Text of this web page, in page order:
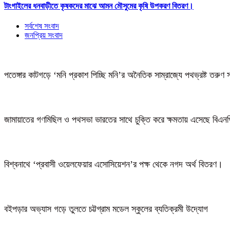
টাংগাইলের ধনবাড়ীতে কৃষকদের মাঝে আমন মৌসুমের কৃষি উপকরণ বিতরণ।
সর্বশেষ সংবাদ
জনপ্রিয় সংবাদ
পতেঙ্গার কাটগড়ে ‘মনি প্রকাশ পিচ্ছি মনি’র অনৈতিক সাম্রাজ্যে পথভ্রষ্ট তরুণ
জামায়াতের গণমিছিল ও পথসভা ভারতের সাথে চুক্তি করে ক্ষমতায় এসেছে
বিশ্বনাথে ‘প্রবাসী ওয়েলফেয়ার এসোসিয়েশন’র পক্ষ থেকে নগদ অর্থ বিতরণ।
বইপড়ার অভ্যাস গড়ে তুলতে চট্টগ্রাম মডেল স্কুলের ব্যতিক্রমী উদ্যোগ